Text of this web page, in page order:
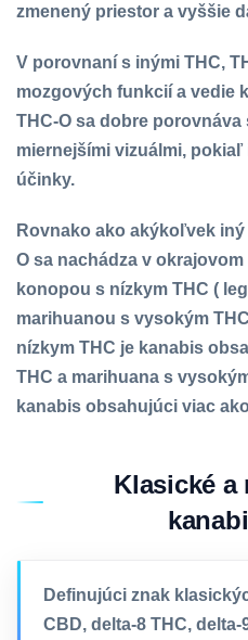
zmenený priestor a vyššie
V porovnaní s inými THC,
mozgových funkcií a vedie
THC-O sa dobre porovnáva
miernejšími vizuálmi,
účinky.
Rovnako ako akýkoľvek
O sa nachádza v
konopou s nízkym THC (
marihuanou s vysokým
nízkym THC je kanabis
THC a marihuana s
kanabis obsahujúci viac
Klasické a
Definujúci znak
CBD, delta-8 THC,